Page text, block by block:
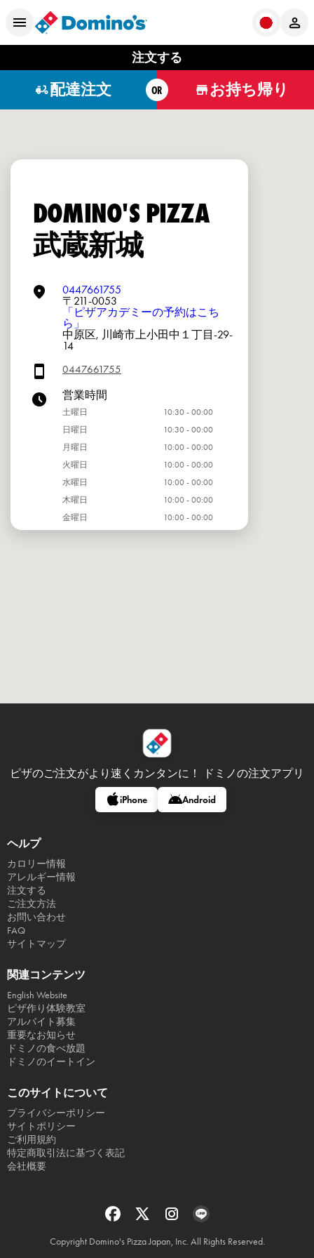
注文する
配達注文 OR お持ち帰り
DOMINO'S PIZZA
武蔵新城
0447661755
〒211-0053
「ピザアカデミーの予約はこち
ら」
中原区, 川崎市上小田中１丁目-29-
14
0447661755
営業時間
土曜日
10:30 - 00:00
日曜日
10:30 - 00:00
月曜日
10:00 - 00:00
火曜日
10:00 - 00:00
水曜日
10:00 - 00:00
木曜日
10:00 - 00:00
金曜日
10:00 - 00:00
ピザのご注文がより速くカンタンに！ ドミノの注文アプリ
iPhone Android
ヘルプ
カロリー情報
アレルギー情報
注文する
ご注文方法
お問い合わせ
FAQ
サイトマップ
関連コンテンツ
English Website
ピザ作り体験教室
アルバイト募集
重要なお知らせ
ドミノの食べ放題
ドミノのイートイン
このサイトについて
プライバシーポリシー
サイトポリシー
ご利用規約
特定商取引法に基づく表記
会社概要
Copyright Domino's Pizza Japan, Inc. All Rights Reserved.